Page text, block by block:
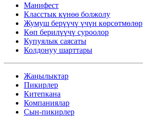
Манифест
Класстык күнөө болжолу
Жумуш берүүчү үчүн көрсөтмөлөр
Көп берилүүчү суроолор
Купуялык саясаты
Колдонуу шарттары
Жаңылыктар
Пикирлер
Китепкана
Компаниялар
Сын-пикирлер